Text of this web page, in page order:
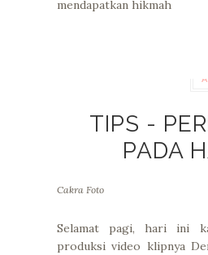
mendapatkan hikmah
TIPS -
PADA
Cakra Foto
Selamat pagi, hari ini
produksi video klipnya